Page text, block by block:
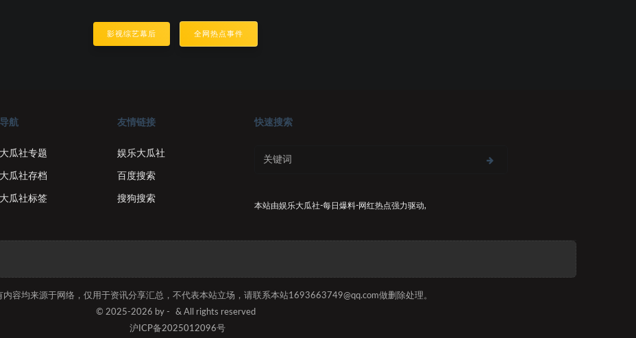
影视综艺幕后 全网热点事件
航
瓜社专题
瓜社存档
瓜社标签
友情链接
娱乐大瓜社
百度搜索
搜狗搜索
快速搜索
本站由娱乐大瓜社-每日爆料-网红热点强力驱动,
容均来源于网络，仅用于资讯分享汇总，不代表本站立场，请联系本站1693663749@qq.com做删除处理。
© 2025-2026 by -
& All rights reserved
沪ICP备2025012096号